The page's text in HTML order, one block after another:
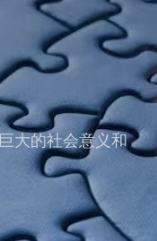
大的社会意义和